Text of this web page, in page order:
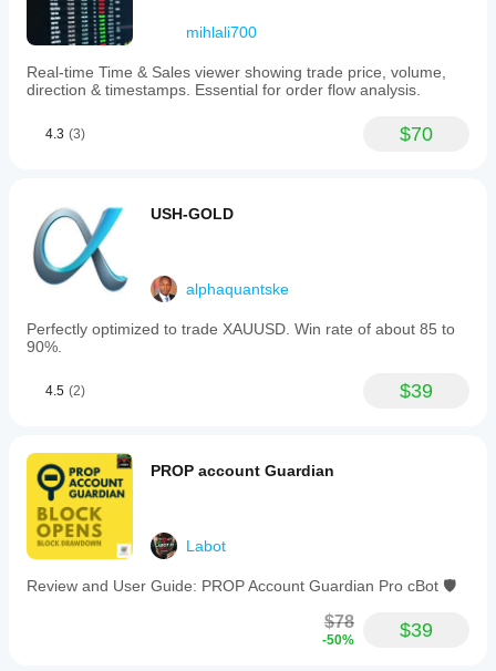
mihlali700
Real-time Time & Sales viewer showing trade price, volume,
direction & timestamps. Essential for order flow analysis.
4.3 (3) $70
USH-GOLD
alphaquantske
Perfectly optimized to trade XAUUSD. Win rate of about 85 to
90%.
4.5 (2) $39
PROP account Guardian
Labot
Review and User Guide: PROP Account Guardian Pro cBot 🛡️
$78
-50% $39